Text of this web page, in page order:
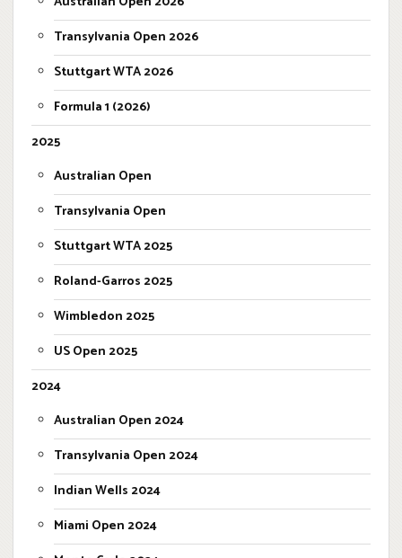
Transylvania Open 2026
Stuttgart WTA 2026
Formula 1 (2026)
2025
Australian Open
Transylvania Open
Stuttgart WTA 2025
Roland-Garros 2025
Wimbledon 2025
US Open 2025
2024
Australian Open 2024
Transylvania Open 2024
Indian Wells 2024
Miami Open 2024